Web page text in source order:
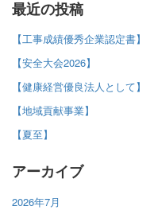
最近の投稿
【工事成績優秀企業認定書】
【安全大会2026】
【健康経営優良法人として】
【地域貢献事業】
【夏至】
アーカイブ
2026年7月